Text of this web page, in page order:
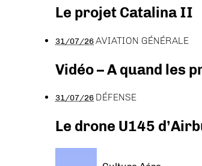
Le projet Catalina II
31/07/26AVIATION GÉNÉRALE
Vidéo – A quand les
31/07/26 DÉFENSE
Le drone U145